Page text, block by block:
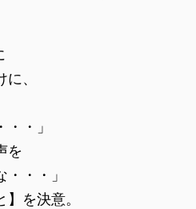
、
・」
を
・・」
を決意。